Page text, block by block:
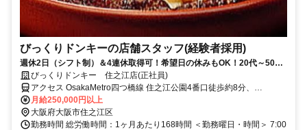
びっくりドンキーの店舗スタッフ(経験者採用)
週休2日（シフト制）＆4連休取得可！希望日の休みもOK！20代～50代
活躍中！産休･育休制度有！車・バイク通勤OK！
びっくりドンキー 住之江店(正社員)
アクセス OsakaMetro四つ橋線 住之江公園4番口徒歩約8分、
OsakaMetro南港ポートタウン線 住之江公園4番口徒歩約8分、阪堺電
気軌道阪堺線 我孫子道（阪堺電軌）出入口1徒歩約18分
月給250,000円以上
大阪府大阪市住之江区
勤務時間 総労働時間：1ヶ月あたり168時間 ＜勤務曜日・時間＞ 7:00